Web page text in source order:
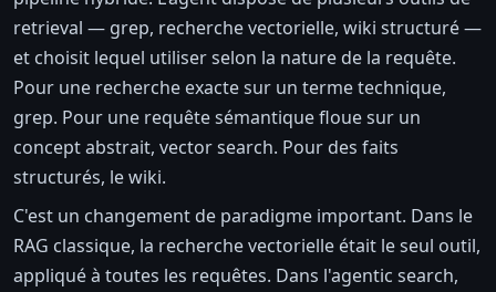
retrieval — grep, recherche vectorielle, wiki structuré —
et choisit lequel utiliser selon la nature de la requête.
Pour une recherche exacte sur un terme technique,
grep. Pour une requête sémantique floue sur un
concept abstrait, vector search. Pour des faits
structurés, le wiki.
C'est un changement de paradigme important. Dans le
RAG classique, la recherche vectorielle était le seul outil,
appliqué à toutes les requêtes. Dans l'agentic search,